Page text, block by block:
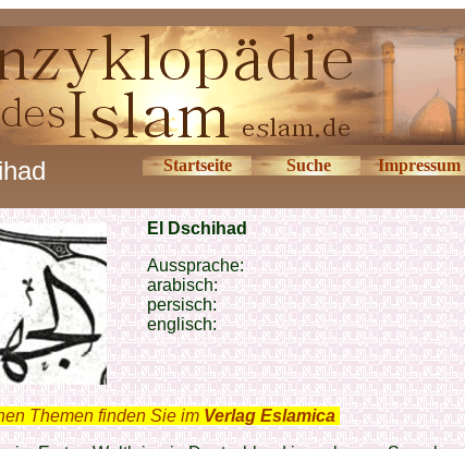
Startseite Suche Impressum
El Dschihad
Aussprache:
arabisch:
persisch:
englisch:
Themen finden Sie im Verlag Eslamica